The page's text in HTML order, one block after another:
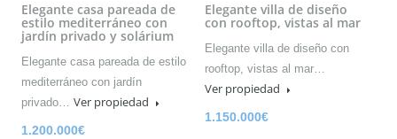
Elegante casa pareada de
estilo mediterráneo con
jardín privado y solárium
Elegante casa pareada de estilo
mediterráneo con jardín
privado… Ver propiedad
1.200.000€
Elegante villa de diseño
con rooftop, vistas al mar
Elegante villa de diseño con
rooftop, vistas al mar…
Ver propiedad
1.150.000€